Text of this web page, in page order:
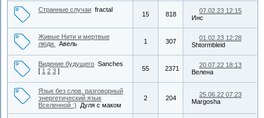
Странные случаи fractal
15 818
07.02.23 12:15
Инс
Живые Нити и мертвые
люди.
Авель 1 307
01.02.23 12:28
Shtormbleid
Видение будущего Sanches
[ 1 2 3 ] 55 2371
20.07.22 18:13
Велена
Язык без слов. разговорный
энергетический язык
Вселенной :)
Дуля с маком
2 204
25.06.22 07:23
Margosha